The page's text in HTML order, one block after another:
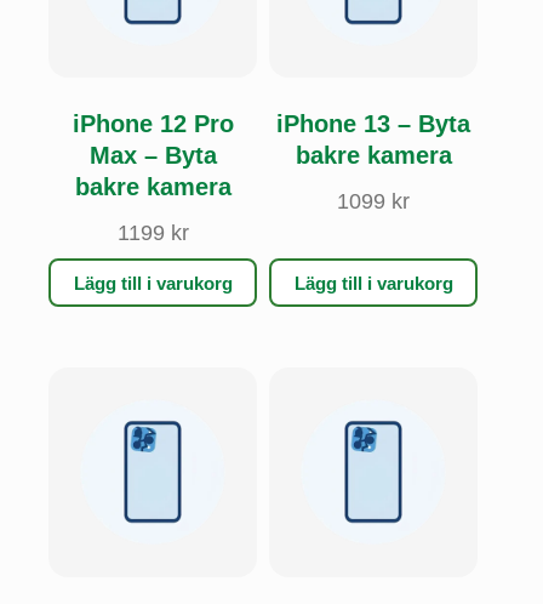
iPhone 12 Pro
Max – Byta
bakre kamera
1199 kr
Lägg till i varukorg
iPhone 13 – Byta
bakre kamera
1099 kr
Lägg till i varukorg